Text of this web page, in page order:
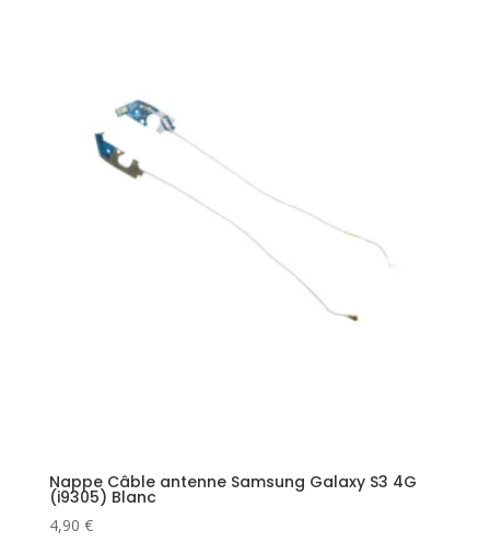
Nappe Câble antenne Samsung Galaxy S3 4G
(i9305) Blanc
4,90 €